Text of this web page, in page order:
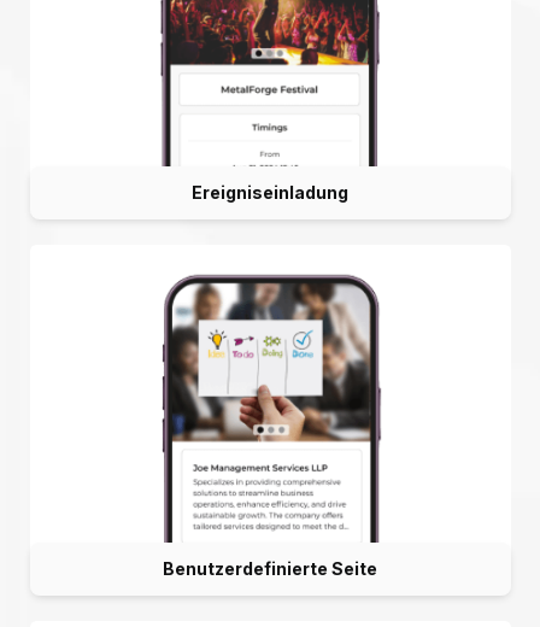
Ereigniseinladung
Benutzerdefinierte Seite